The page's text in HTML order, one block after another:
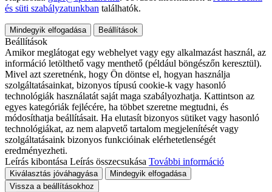
és süti szabályzatunkban találhatók.
Mindegyik elfogadása Beállítások
Beállítások
Amikor meglátogat egy webhelyet vagy egy alkalmazást használ, az
információ letölthető vagy menthető (például böngészőn keresztül).
Mivel azt szeretnénk, hogy Ön döntse el, hogyan használja
szolgáltatásainkat, bizonyos típusú cookie-k vagy hasonló
technológiák használatát saját maga szabályozhatja. Kattintson az
egyes kategóriák fejlécére, ha többet szeretne megtudni, és
módosíthatja beállításait. Ha elutasít bizonyos sütiket vagy hasonló
technológiákat, az nem alapvető tartalom megjelenítését vagy
szolgáltatásaink bizonyos funkcióinak elérhetetlenségét
eredményezheti.
Leírás kibontása Leírás összecsukása További információ
Kiválasztás jóváhagyása
Mindegyik elfogadása
Vissza a beállításokhoz